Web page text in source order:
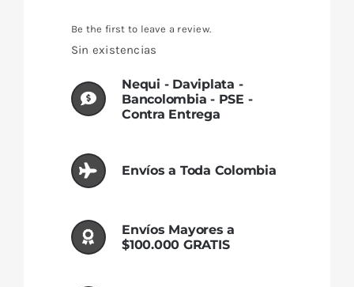
era:
$298,900.00.
es:
$259,900.00.
Be the first to leave a review.
Sin existencias
Nequi - Daviplata -
Bancolombia - PSE -
Contra Entrega
Envíos a Toda Colombia
Envíos Mayores a
$100.000 GRATIS